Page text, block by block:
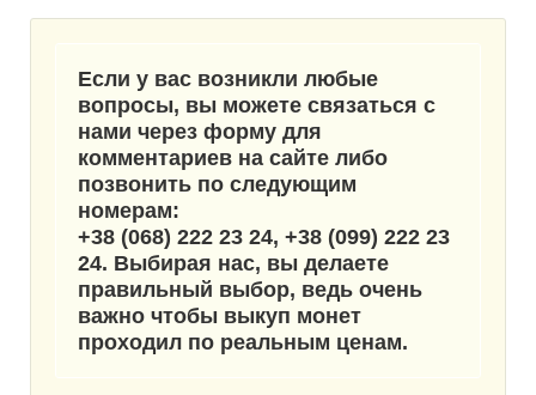
Если у вас возникли любые
вопросы, вы можете связаться с
нами через форму для
комментариев на сайте либо
позвонить по следующим
номерам:
+38 (068) 222 23 24, +38 (099) 222 23
24. Выбирая нас, вы делаете
правильный выбор, ведь очень
важно чтобы выкуп монет
проходил по реальным ценам.